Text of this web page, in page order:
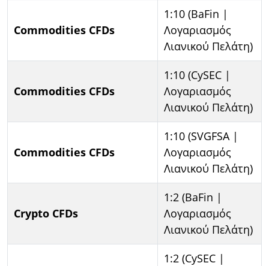
Commodities CFDs
1:10 (BaFin |
Λογαριασμός
Λιανικού Πελάτη)
Commodities CFDs
1:10 (CySEC |
Λογαριασμός
Λιανικού Πελάτη)
Commodities CFDs
1:10 (SVGFSA |
Λογαριασμός
Λιανικού Πελάτη)
Crypto CFDs
1:2 (BaFin |
Λογαριασμός
Λιανικού Πελάτη)
1:2 (CySEC |